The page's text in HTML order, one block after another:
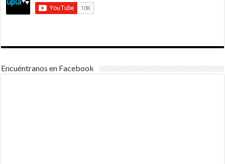
Encuéntranos en Facebook